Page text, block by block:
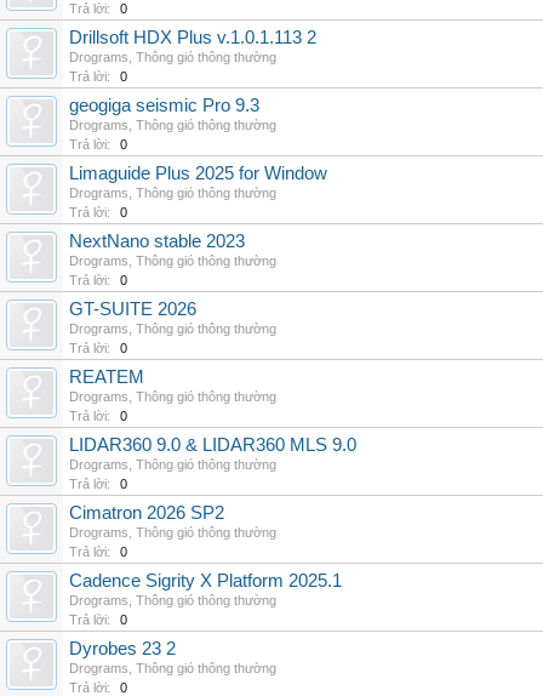
Trả lời:
0
Drillsoft HDX Plus v.1.0.1.113 2
Drograms Thông gió thông thường
Trả lời:
0
geogiga seismic Pro 9.3
Drograms Thông gió thông thường
Trả lời:
0
Limaguide Plus 2025 for Window
Drograms Thông gió thông thường
Trả lời:
0
NextNano stable 2023
Drograms Thông gió thông thường
Trả lời:
0
GT-SUITE 2026
Drograms Thông gió thông thường
Trả lời:
0
REATEM
Drograms Thông gió thông thường
Trả lời:
0
LIDAR360 9.0 & LIDAR360 MLS 9.0
Drograms Thông gió thông thường
Trả lời:
0
Cimatron 2026 SP2
Drograms Thông gió thông thường
Trả lời:
0
Cadence Sigrity X Platform 2025.1
Drograms Thông gió thông thường
Trả lời:
0
Dyrobes 23 2
Drograms Thông gió thông thường
Trả lời:
0